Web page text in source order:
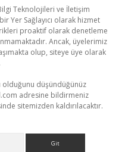
Teknolojileri ve İletişim
Yer Sağlayıcı olarak hizmet
proaktif olarak denetleme
Ancak, üyelerimiz
olup, siteye üye olarak
olduğunu düşündüğünüz
adresine bildirmeniz
sitemizden kaldırılacaktır.